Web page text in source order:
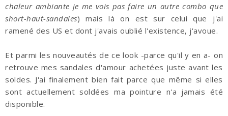
chaleur ambiante je me vois pas faire un autre combo que
short-haut-sandales) mais là on est sur celui que j'ai
ramené des US et dont j'avais oublié l'existence, j'avoue.
Et parmi les nouveautés de ce look -parce qu'il y en a- on
retrouve mes sandales d'amour achetées juste avant les
soldes. J'ai finalement bien fait parce que même si elles
sont actuellement soldées ma pointure n'a jamais été
disponible.